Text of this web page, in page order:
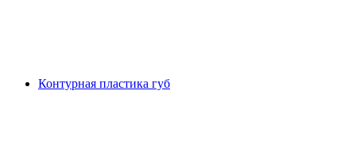
Контурная пластика губ